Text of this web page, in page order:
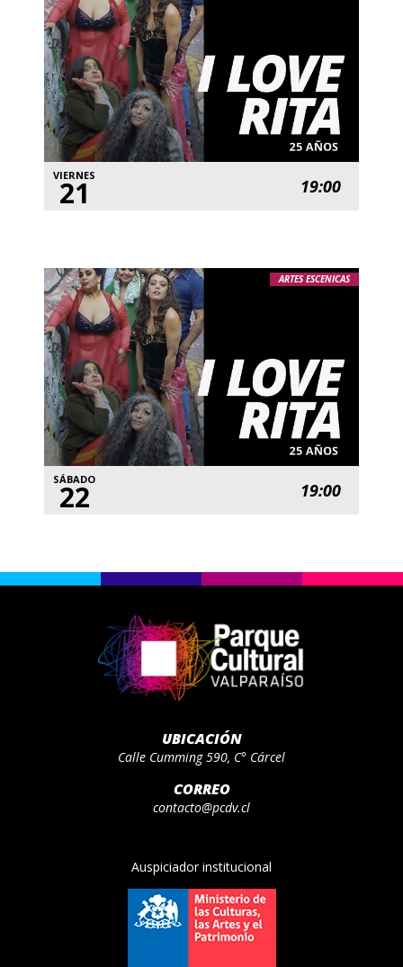
VIERNES
21 19:00
ARTES ESCENICAS
SÁBADO
22 19:00
UBICACIÓN
Calle Cumming 590, C° Cárcel
CORREO
contacto@pcdv.cl
Auspiciador institucional